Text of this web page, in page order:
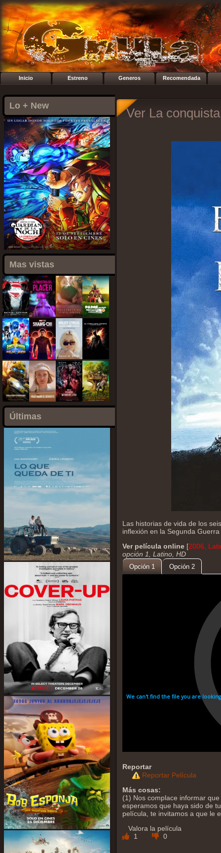
Inicio Estreno Generos Recomendada
Lo + New
Mas vistas
Últimas
Ver La
Las historias de vida de los
inflexión en la Segunda
Ver película online [2006,
opción 1, Latino, HD
Opción 1 Opción 2
Reportar
Reportar Película
Más cosas:
(1) Nos complace informar
esperamos que haya sido de
película, te invitamos a que le
Valora la película
1
0